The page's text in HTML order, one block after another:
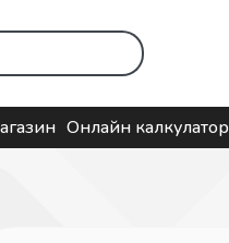
Онлайн калкулатор